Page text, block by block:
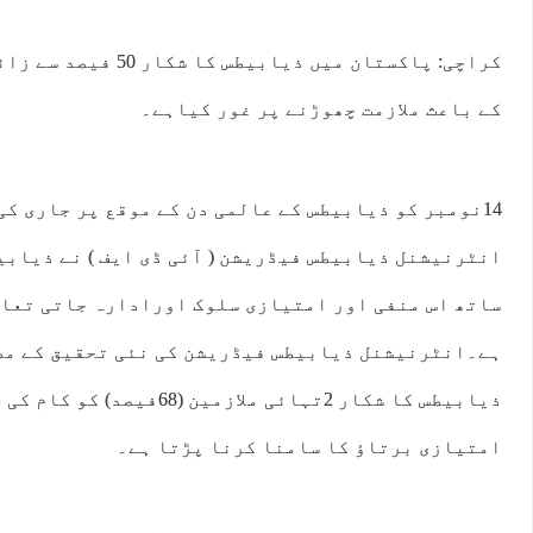
کراچی: پاکستان میں
کے باعث ملازمت چھوڑنے پر غور کیاہے۔
14نومبر کو ذیابیطس کے عالمی دن کے موقع پر جاری
انٹرنیشنل ذیابیطس فیڈریشن ( آئی ڈی ایف ) نے
ساتھ اس منفی اور امتیازی سلوک اورادارہ جاتی
ہے۔انٹرنیشنل ذیابیطس فیڈریشن کی نئی تحقیق کے
ذیابیطس کا شکار 2تہائی
امتیازی برتاؤ کا سامنا کرنا پڑتا ہے۔
17:00 18:00 20:00 21:00 22:00